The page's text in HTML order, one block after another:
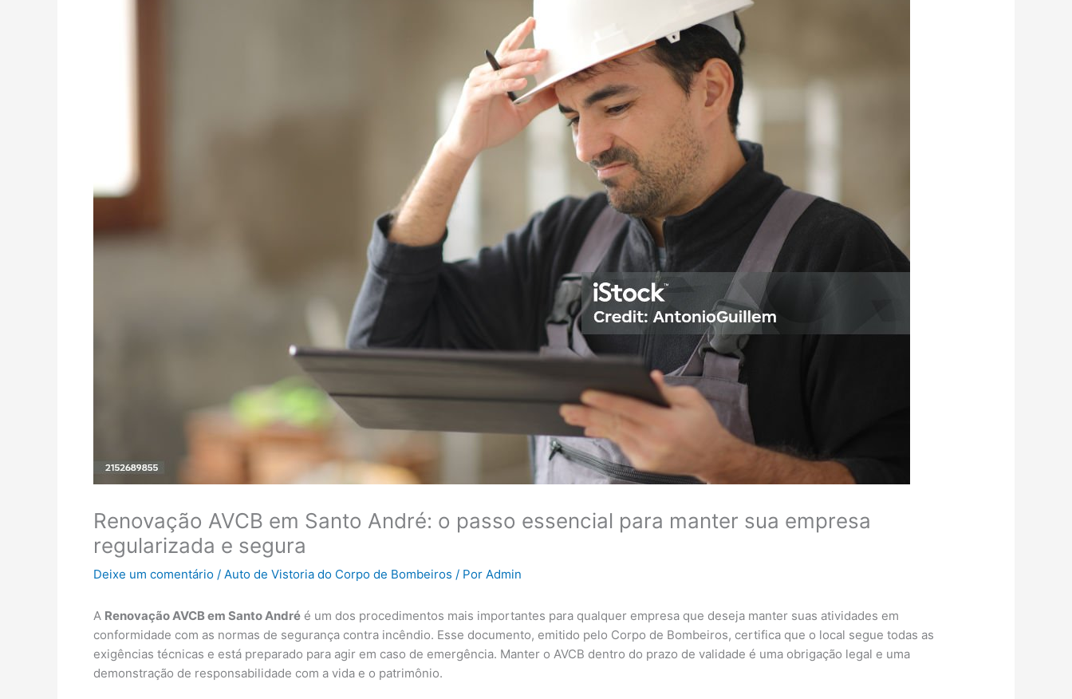
Renovação AVCB em Santo André: o passo essencial para manter sua empresa
regularizada e segura
Deixe um comentário / Auto de Vistoria do Corpo de Bombeiros / Por Admin
A Renovação AVCB em Santo André é um dos procedimentos mais importantes para qualquer empresa que deseja manter suas atividades em
conformidade com as normas de segurança contra incêndio. Esse documento, emitido pelo Corpo de Bombeiros, certifica que o local segue todas as
exigências técnicas e está preparado para agir em caso de emergência. Manter o AVCB dentro do prazo de validade é uma obrigação legal e uma
demonstração de responsabilidade com a vida e o patrimônio.